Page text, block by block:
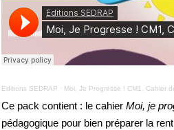
Editions SEDRAP · Moi, Je Progresse ! CM1, Cahier
Ce pack contient : le cahier Moi, je
pédagogique pour bien préparer la